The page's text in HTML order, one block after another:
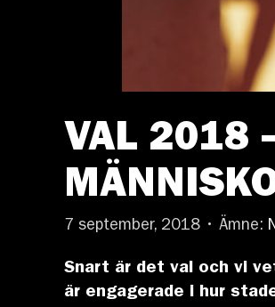
VAL 2018
7 september, 2018 • Ämne:
Snart är det val och vi
är engagerade i hur